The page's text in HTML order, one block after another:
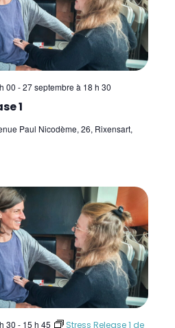
1
00 -27 septembre à 18 h 30
Paul Nicodème, 26, Rixensart,
30 - 15 h 45 Stress Release 1 de